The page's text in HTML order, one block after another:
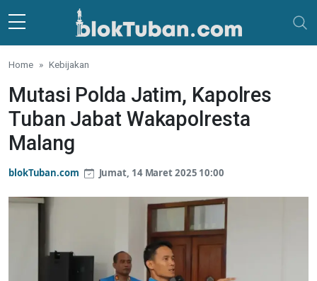
Skip to main content
Home Kebijakan
Mutasi Polda Jatim, Kapolres
Tuban Jabat Wakapolresta
Malang
blokTuban.com Jumat, 14 Maret 2025 10:00